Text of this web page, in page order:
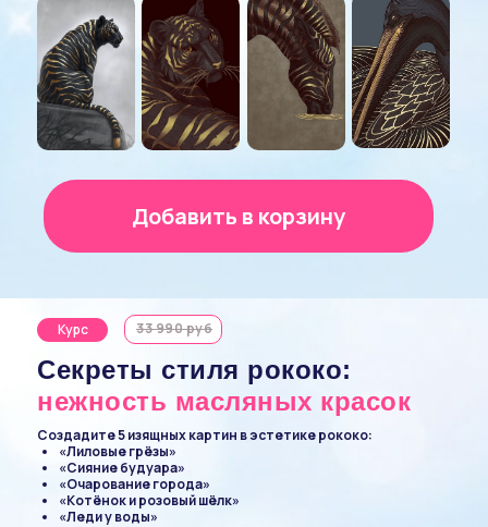
Добавить в корзину
Секреты стиля рококо:
нежность масляных красок
Создадите 5 изящных картин в эстетике рококо:
«Лиловые грёзы»
«Сияние будуара»
«Очарование города»
«Котёнок и розовый шёлк»
«Леди у воды»
Курс 33 990 руб